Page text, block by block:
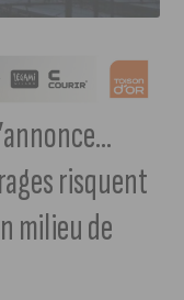
risquent
milieu de